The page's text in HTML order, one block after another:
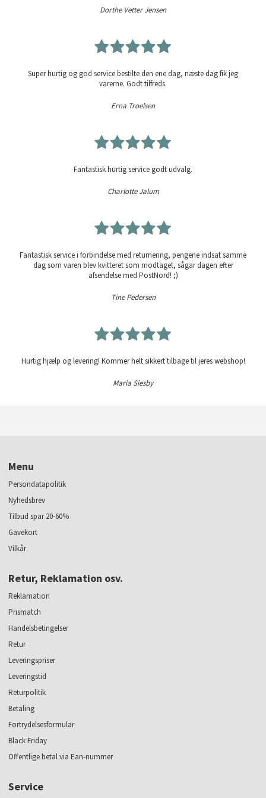
Dorthe Vetter Jensen
Super hurtig og god service bestilte den ene dag, næste dag fik jeg
varerne. Godt tilfreds.
Erna Troelsen
Fantastisk hurtig service godt udvalg.
Charlotte Jalum
Fantastisk service i forbindelse med returnering, pengene indsat samme
dag som varen blev kvitteret som modtaget, sågar dagen efter
afsendelse med PostNord! ;)
Tine Pedersen
Hurtig hjælp og levering! Kommer helt sikkert tilbage til jeres webshop!
Maria Siesby
Menu
Persondatapolitik
Nyhedsbrev
Tilbud spar 20-60%
Gavekort
Vilkår
Retur, Reklamation osv.
Reklamation
Prismatch
Handelsbetingelser
Retur
Leveringspriser
Leveringstid
Returpolitik
Betaling
Fortrydelsesformular
Black Friday
Offentlige betal via Ean-nummer
Service